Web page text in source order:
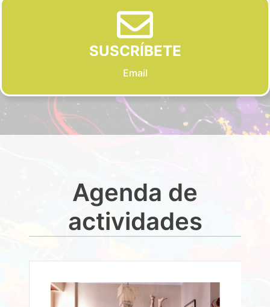
SUSCRÍBETE
Email
Agenda de
actividades